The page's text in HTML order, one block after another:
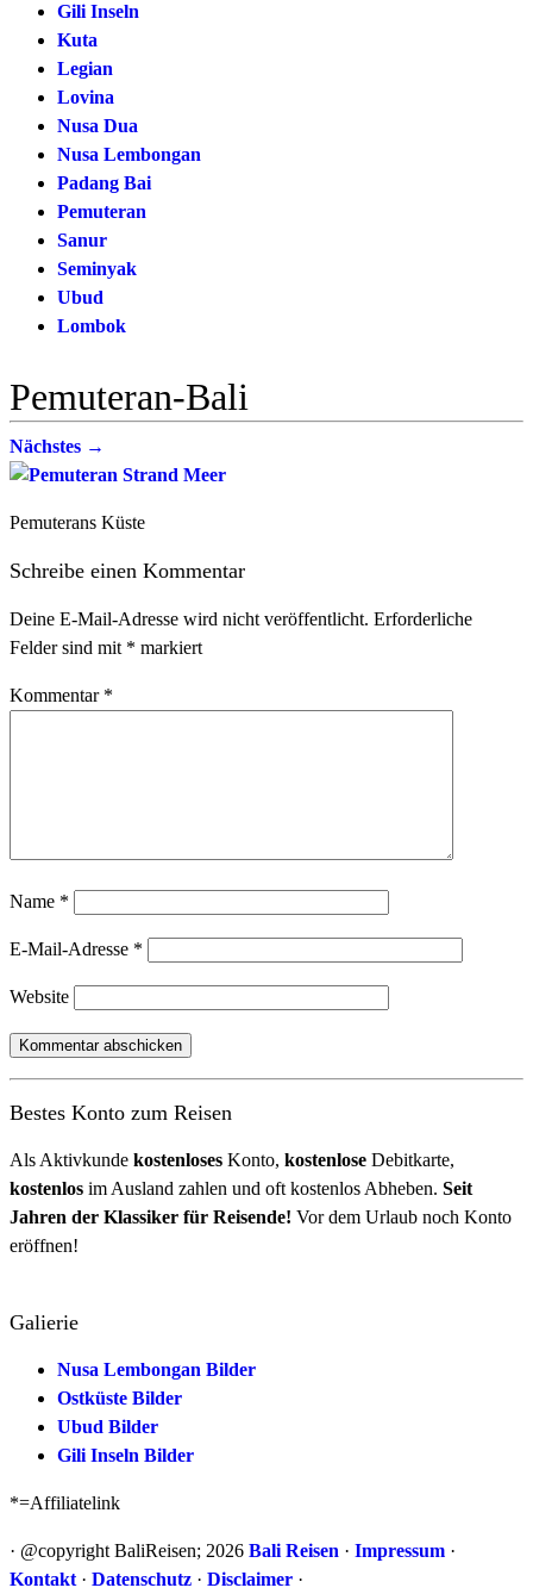
Gili Inseln
Kuta
Legian
Lovina
Nusa Dua
Nusa Lembongan
Padang Bai
Pemuteran
Sanur
Seminyak
Ubud
Lombok
Pemuteran-Bali
Nächstes →
Pemuterans Küste
Schreibe einen Kommentar
Deine E-Mail-Adresse wird nicht veröffentlicht. Erforderliche
Felder sind mit * markiert
Kommentar *
Name *
E-Mail-Adresse *
Website
Bestes Konto zum Reisen
Als Aktivkunde kostenloses Konto, kostenlose Debitkarte,
kostenlos im Ausland zahlen und oft kostenlos Abheben. Seit
Jahren der Klassiker für Reisende! Vor dem Urlaub noch Konto
eröffnen!
Galierie
Nusa Lembongan Bilder
Ostküste Bilder
Ubud Bilder
Gili Inseln Bilder
*=Affiliatelink
· @copyright BaliReisen; 2026 Bali Reisen · Impressum ·
Kontakt · Datenschutz · Disclaimer ·